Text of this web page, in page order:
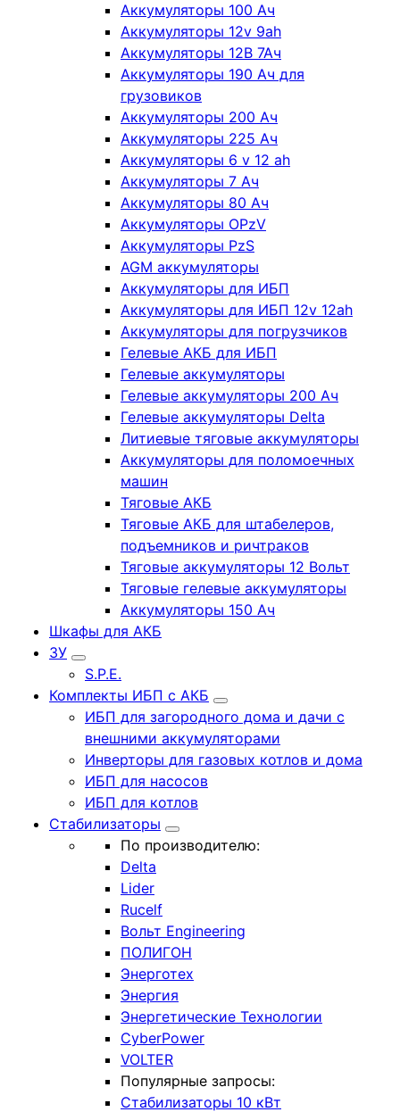
Аккумуляторы 100 Ач
Аккумуляторы 12v 9ah
Аккумуляторы 12В 7Ач
Аккумуляторы 190 Ач для
грузовиков
Аккумуляторы 200 Ач
Аккумуляторы 225 Ач
Аккумуляторы 6 v 12 ah
Аккумуляторы 7 Ач
Аккумуляторы 80 Ач
Аккумуляторы OPzV
Аккумуляторы PzS
AGM аккумуляторы
Аккумуляторы для ИБП
Аккумуляторы для ИБП 12v 12ah
Аккумуляторы для погрузчиков
Гелевые АКБ для ИБП
Гелевые аккумуляторы
Гелевые аккумуляторы 200 Ач
Гелевые аккумуляторы Delta
Литиевые тяговые аккумуляторы
Аккумуляторы для поломоечных
машин
Тяговые АКБ
Тяговые АКБ для штабелеров,
подъемников и ричтраков
Тяговые аккумуляторы 12 Вольт
Тяговые гелевые аккумуляторы
Аккумуляторы 150 Ач
Шкафы для АКБ
ЗУ
S.P.E.
Комплекты ИБП с АКБ
ИБП для загородного дома и дачи с
внешними аккумуляторами
Инверторы для газовых котлов и дома
ИБП для насосов
ИБП для котлов
Стабилизаторы
По производителю:
Delta
Lider
Rucelf
Вольт Engineering
ПОЛИГОН
Энерготех
Энергия
Энергетические Технологии
CyberPower
VOLTER
Популярные запросы:
Стабилизаторы 10 кВт